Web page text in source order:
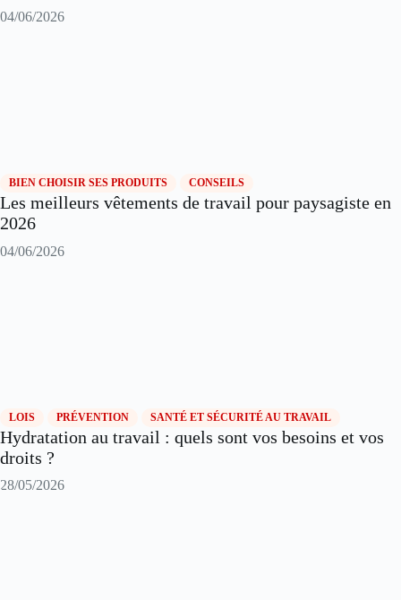
04/06/2026
BIEN CHOISIR SES PRODUITS CONSEILS
Les meilleurs vêtements de travail pour paysagiste en
2026
04/06/2026
LOIS PRÉVENTION SANTÉ ET SÉCURITÉ AU TRAVAIL
Hydratation au travail : quels sont vos besoins et vos
droits ?
28/05/2026